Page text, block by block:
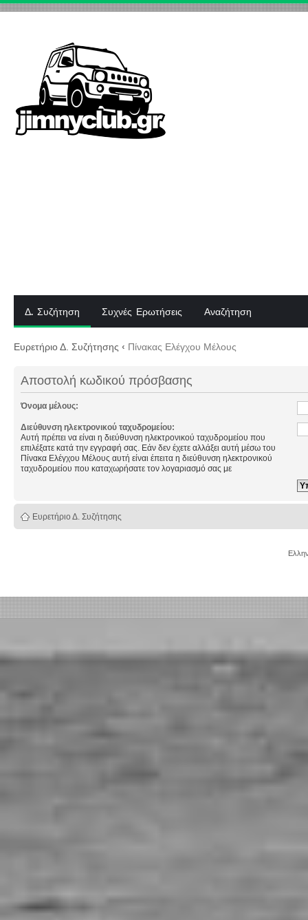
Δ. Συζήτηση Συχνές Ερωτήσεις Αναζήτηση
Ευρετήριο Δ. Συζήτησης ‹ Πίνακας Ελέγχου Μέλους
Αποστολή κωδικού πρόσβασης
Όνομα μέλους:
Διεύθυνση ηλεκτρονικού ταχυδρομείου:
Αυτή πρέπει να είναι η διεύθυνση ηλεκτρονικού ταχυδρομείου που
επιλέξατε κατά την εγγραφή σας. Εάν δεν έχετε αλλάξει αυτή μέσω του
Πίνακα Ελέγχου Μέλους αυτή είναι έπειτα η διεύθυνση ηλεκτρονικού
ταχυδρομείου που καταχωρήσατε τον λογαριασμό σας με
Ευρετήριο Δ. Συζήτησης